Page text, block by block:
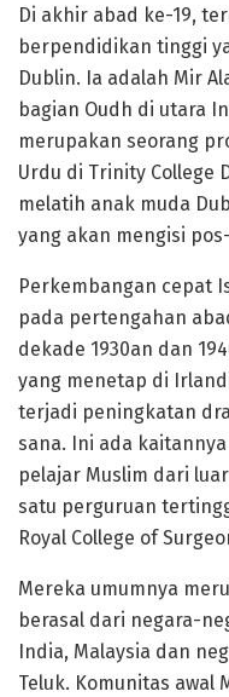
Di akhir abad ke-19,
berpendidikan tinggi
Dublin. Ia adalah Mir
bagian Oudh di utara
merupakan seorang
Urdu di Trinity College
melatih anak muda
yang akan mengisi
Perkembangan cepat
pada pertengahan
dekade 1930an dan
yang menetap di
terjadi peningkatan
sana. Ini ada
pelajar Muslim dari
satu perguruan
Royal College of
Mereka umumnya
berasal dari negara-
India, Malaysia dan
Teluk. Komunitas awal